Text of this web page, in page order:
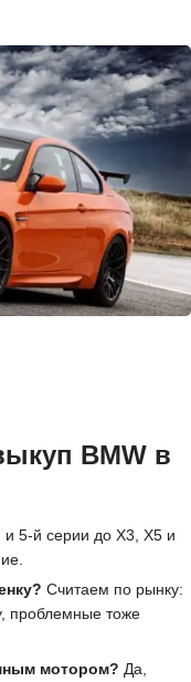
BMW в
и 5-й серии до X3, X5 и
Считаем по рынку:
проблемные тоже
мотором? Да,